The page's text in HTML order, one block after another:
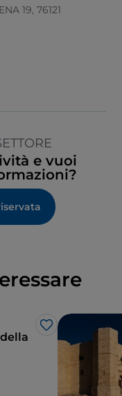
19, 76121
e vuoi
Like